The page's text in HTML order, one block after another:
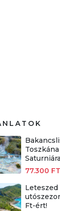
77.300 FT
Leteszed
Ft-ért!